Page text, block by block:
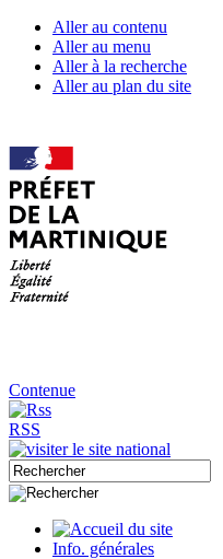
Aller au contenu
Aller au menu
Aller à la recherche
Aller au plan du site
Contenue
RSS
Info. générales